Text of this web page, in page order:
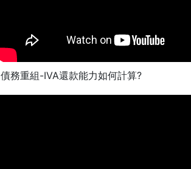
債務重組-IVA還款能力如何計算?